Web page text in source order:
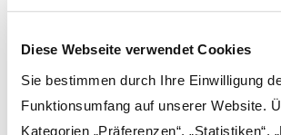
Diese Webseite verwendet Cookies
Sie bestimmen durch Ihre Einwilligung
Funktionsumfang auf unserer Website.
Kategorien „Präferenzen“, „Statistiken“,